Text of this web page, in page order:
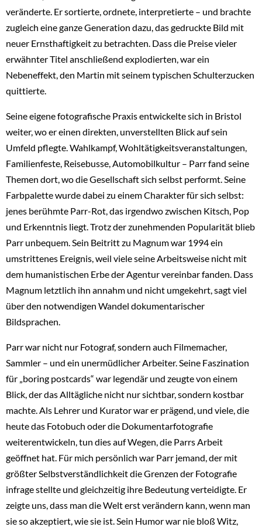
veränderte. Er sortierte, ordnete, interpretierte – und brachte
zugleich eine ganze Generation dazu, das gedruckte Bild mit
neuer Ernsthaftigkeit zu betrachten. Dass die Preise vieler
erwähnter Titel anschließend explodierten, war ein
Nebeneffekt, den Martin mit seinem typischen Schulterzucken
quittierte.
Seine eigene fotografische Praxis entwickelte sich in Bristol
weiter, wo er einen direkten, unverstellten Blick auf sein
Umfeld pflegte. Wahlkampf, Wohltätigkeitsveranstaltungen,
Familienfeste, Reisebusse, Automobilkultur – Parr fand seine
Themen dort, wo die Gesellschaft sich selbst performt. Seine
Farbpalette wurde dabei zu einem Charakter für sich selbst:
jenes berühmte Parr-Rot, das irgendwo zwischen Kitsch, Pop
und Erkenntnis liegt. Trotz der zunehmenden Popularität blieb
Parr unbequem. Sein Beitritt zu Magnum war 1994 ein
umstrittenes Ereignis, weil viele seine Arbeitsweise nicht mit
dem humanistischen Erbe der Agentur vereinbar fanden. Dass
Magnum letztlich ihn annahm und nicht umgekehrt, sagt viel
über den notwendigen Wandel dokumentarischer
Bildsprachen.
Parr war nicht nur Fotograf, sondern auch Filmemacher,
Sammler – und ein unermüdlicher Arbeiter. Seine Faszination
für „boring postcards“ war legendär und zeugte von einem
Blick, der das Alltägliche nicht nur sichtbar, sondern kostbar
machte. Als Lehrer und Kurator war er prägend, und viele, die
heute das Fotobuch oder die Dokumentarfotografie
weiterentwickeln, tun dies auf Wegen, die Parrs Arbeit
geöffnet hat. Für mich persönlich war Parr jemand, der mit
größter Selbstverständlichkeit die Grenzen der Fotografie
infrage stellte und gleichzeitig ihre Bedeutung verteidigte. Er
zeigte uns, dass man die Welt erst verändern kann, wenn man
sie so akzeptiert, wie sie ist. Sein Humor war nie bloß Witz,